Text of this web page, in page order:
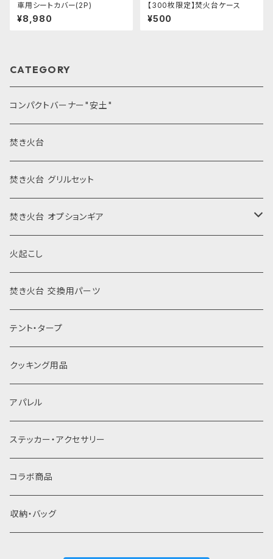
車用シートカバー(2P)
¥8,980
【300枚限定】焚火台ケース
¥500
CATEGORY
コンパクトバーナー"安土"
焚き火台
焚き火台 グリルセット
焚き火台 オプションギア
風防
薪割り
焼き網
灰受け
火起こし
焚き火台 交換用パーツ
テント・タープ
クッキング用品
アパレル
ステッカー・アクセサリー
コラボ商品
収納・バッグ